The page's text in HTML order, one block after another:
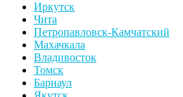
Иркутск
Чита
Петропавловск-Камчатский
Махачкала
Владивосток
Томск
Барнаул